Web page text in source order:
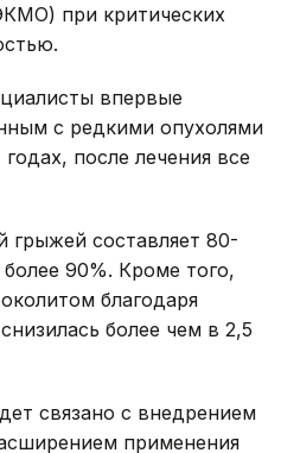
при критических
впервые
с редкими опухолями
после лечения все
грыжей составляет 80-
90%. Кроме того,
благодаря
более чем в 2,5
связано с внедрением
применения